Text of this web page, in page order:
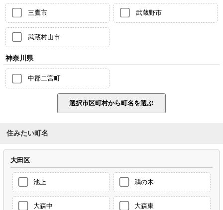
三鷹市 武蔵野市
武蔵村山市
神奈川県
中郡二宮町
住みたい町名
大田区
池上 鵜の木
大森中 大森東